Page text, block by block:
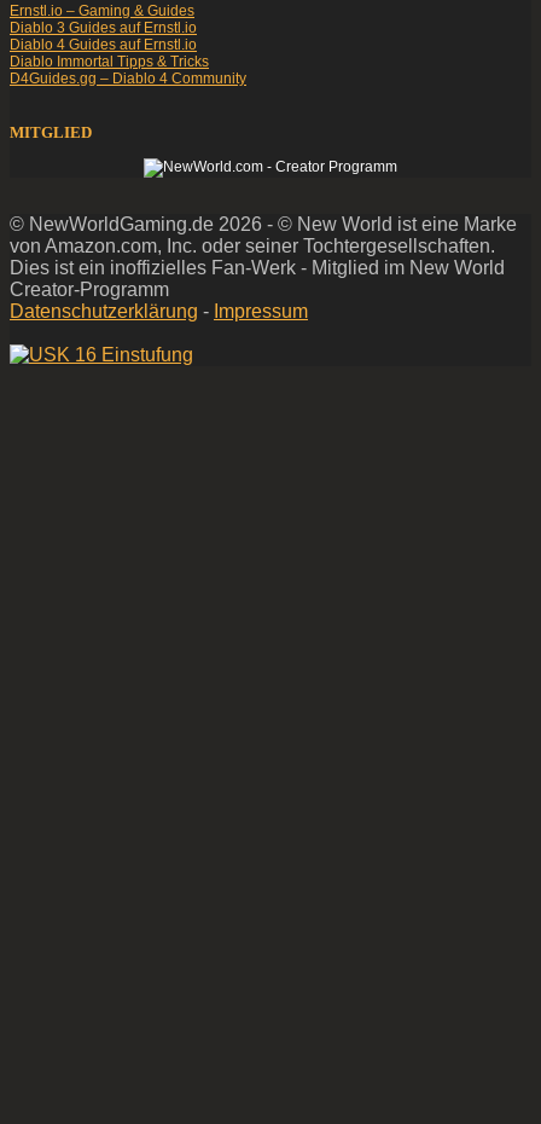
Ernstl.io – Gaming & Guides
Diablo 3 Guides auf Ernstl.io
Diablo 4 Guides auf Ernstl.io
Diablo Immortal Tipps & Tricks
D4Guides.gg – Diablo 4 Community
MITGLIED
© NewWorldGaming.de 2026 - © New World ist eine Marke
von Amazon.com, Inc. oder seiner Tochtergesellschaften.
Dies ist ein inoffizielles Fan-Werk - Mitglied im New World
Creator-Programm
Datenschutzerklärung - Impressum